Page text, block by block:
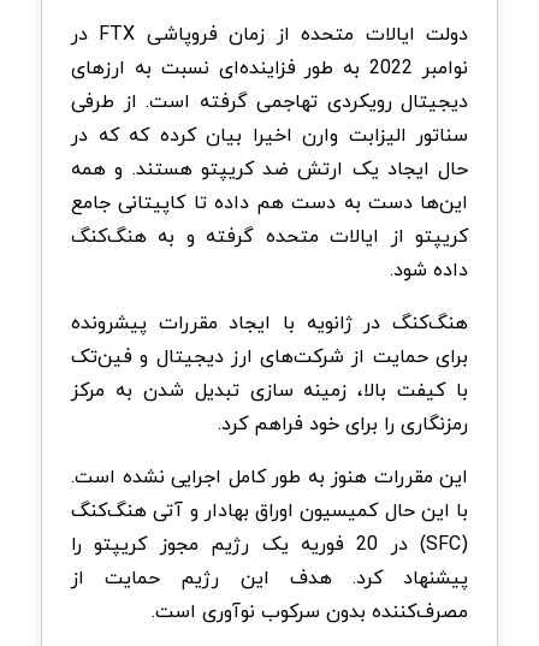
دولت ایالات متحده از زمان فروپاشی FTX در
نوامبر 2022 به طور فزاینده‌ای نسبت به ارزهای
دیجیتال رویکردی تهاجمی گرفته است. از طرفی
سناتور الیزابت وارن اخیرا بیان کرده که که در
حال ایجاد یک ارتش ضد کریپتو هستند. و همه
این‌ها دست به دست هم داده تا کاپیتانی جامع
کریپتو از ایالات متحده گرفته و به هنگ‌کنگ
داده شود.
هنگ‌کنگ در ژانویه با ایجاد مقررات پیشرونده
برای حمایت از شرکت‌های ارز دیجیتال و فین‌تک
با کیفت بالا، زمینه سازی تبدیل شدن به مرکز
رمزنگاری را برای خود فراهم کرد.
این مقررات هنوز به طور کامل اجرایی نشده است.
با این حال کمیسیون اوراق بهادار و آتی هنگ‌کنگ
(SFC) در 20 فوریه یک رژیم مجوز کریپتو را
پیشنهاد کرد. هدف این رژیم حمایت از
مصرف‌کننده بدون سرکوب نوآوری است.